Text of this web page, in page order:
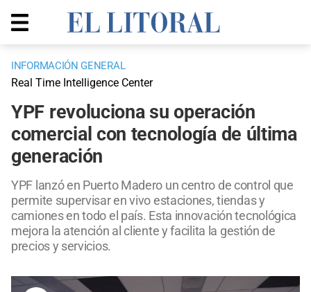
INFORMACIÓN GENERAL
Real Time Intelligence Center
YPF revoluciona su operación
comercial con tecnología de última
generación
YPF lanzó en Puerto Madero un centro de control que
permite supervisar en vivo estaciones, tiendas y
camiones en todo el país. Esta innovación tecnológica
mejora la atención al cliente y facilita la gestión de
precios y servicios.